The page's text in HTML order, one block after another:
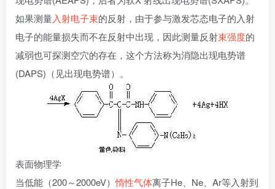
如果测量入射电子束的反射，由于参与激发芯态电子的入射
电子的能量损失而不在反射中出现，因此测量反射束强度的
减弱也可探测空穴的存在，这个方法称为消隐出现电势谱
(DAPS)（见出现电势谱）。
表面物理学
当低能（200～2000eV）惰性气体离子He、Ne、Ar等入射到